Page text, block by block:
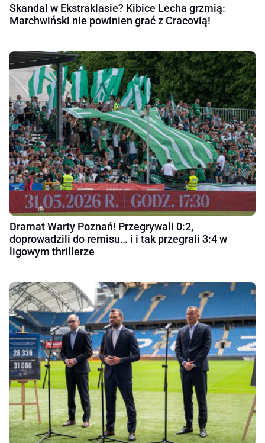
Skandal w Ekstraklasie? Kibice Lecha grzmią:
Marchwiński nie powinien grać z Cracovią!
Dramat Warty Poznań! Przegrywali 0:2,
doprowadzili do remisu… i i tak przegrali 3:4 w
ligowym thrillerze